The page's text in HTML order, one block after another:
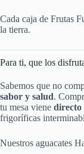
Cada caja de Frutas
la tierra.
Para ti, que los
Sabemos que no
sabor y salud.
tu mesa viene directo
frigoríficas
Nuestros aguacates